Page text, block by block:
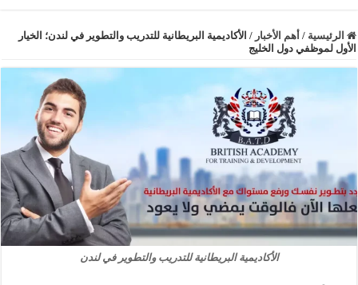
الرئيسية / أهم الأخبار / الأكاديمية البريطانية للتدريب والتطوير في لندن؛ الخيار
الأول لموظفي دول الخليج
الأكاديمية البريطانية للتدريب والتطوير في لندن